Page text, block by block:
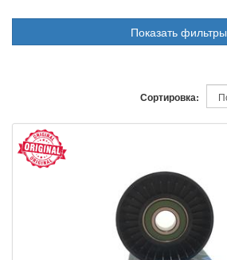
Показать фильтры
Сортировка: